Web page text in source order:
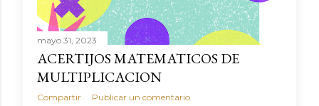
mayo 31, 2023
ACERTIJOS MATEMATICOS DE
MULTIPLICACION
Compartir Publicar un comentario